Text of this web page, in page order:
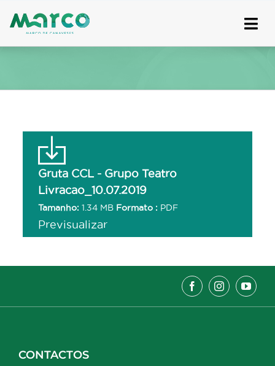
to
Gruta CCL - Grupo Teatro
Livracao_10.07.2019
Tamanho: 1.34 MB Formato : PDF
Previsualizar
CONTACTOS